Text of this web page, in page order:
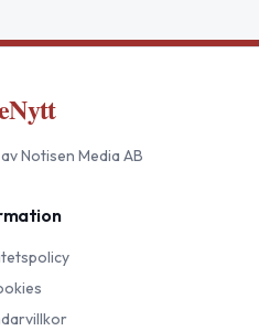
Notisen Media AB